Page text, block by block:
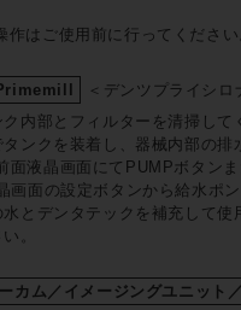
はご使用前に行ってください
＜デンツプライシロ
内部とフィルターを清掃して
ンクを装着し、器械内部の排
液晶画面にてPUMPボタンま
面の設定ボタンから給水ポン
とデンタテックを補充して使
。
カム／イメージングユニット